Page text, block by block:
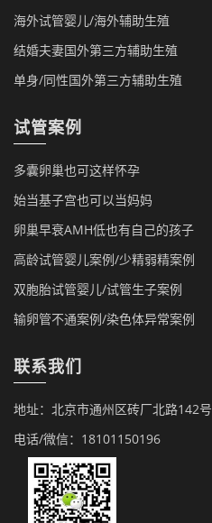
海外试管婴儿/海外辅助生殖
结婚夫妻国外第三方辅助生殖
单身/同性国外第三方辅助生殖
试管案例
多囊卵巢也可这样怀孕
始当基子宫也可以当妈妈
卵巢早衰AMH低也有自己的孩子
高龄试管婴儿案例/少精弱精案例
双胞胎试管婴儿/试管生子案例
输卵管不通案例/染色体异常案例
联系我们
地址：北京市通州区砖厂北路142号
电话/微信：18101150196